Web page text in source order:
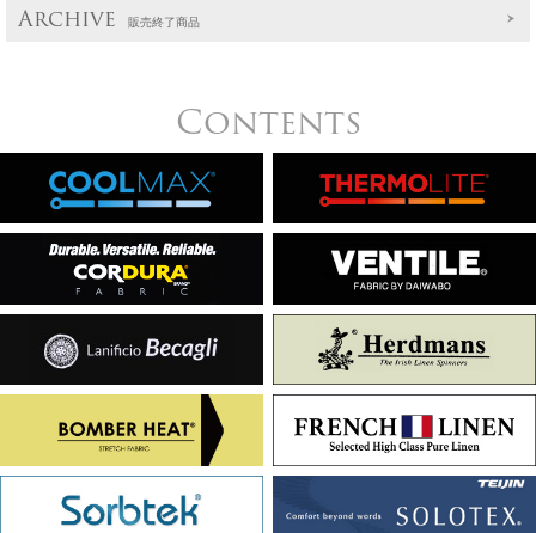
Archive 販売終了商品
Contents